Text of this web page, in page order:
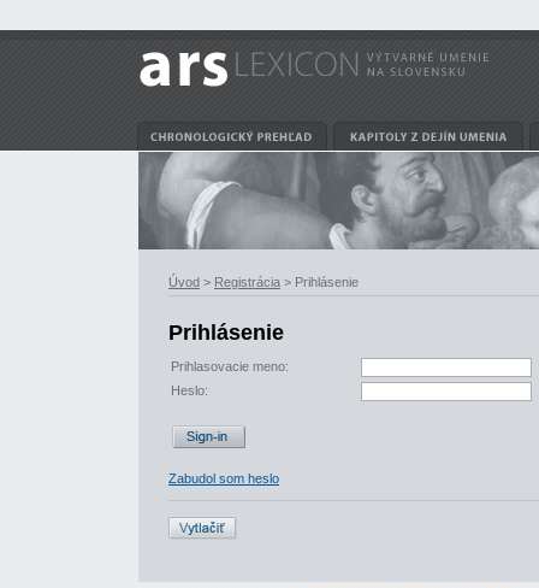
Úvod > Registrácia > Prihlásenie
Prihlásenie
Prihlasovacie meno:
Heslo:
Zabudol som heslo